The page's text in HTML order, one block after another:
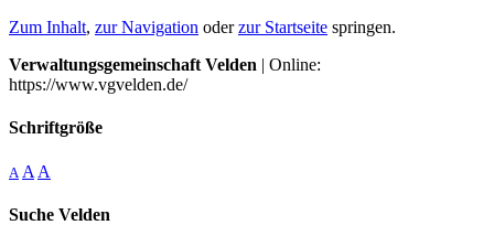
Zum Inhalt, zur Navigation oderzur Startseite springen.
Verwaltungsgemeinschaft Velden | Online:
https://www.vgvelden.de/
Schriftgröße
A A A
Suche Velden